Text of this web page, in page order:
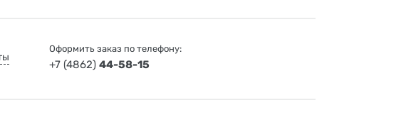
Оформить заказ по телефону:
+7 (4862)44-58-15